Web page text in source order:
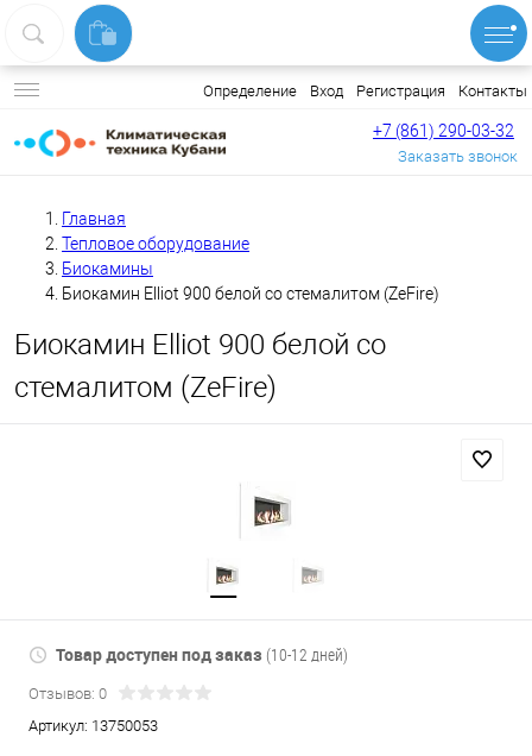
Определение Вход Регистрация Контакты
+7 (861) 290-03-32
Заказать звонок
Главная
Тепловое оборудование
Биокамины
Биокамин Elliot 900 белой со стемалитом (ZeFire)
Биокамин Elliot 900 белой со
стемалитом (ZeFire)
Товар доступен под заказ (10-12 дней)
Отзывов: 0
Артикул: 13750053